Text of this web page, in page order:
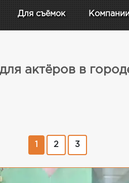
Для съёмок
актёров в
2 3